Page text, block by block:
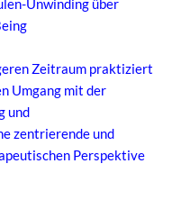
Unwinding über
Zeitraum praktiziert
Umgang mit der
und
zentrierende und
Perspektive